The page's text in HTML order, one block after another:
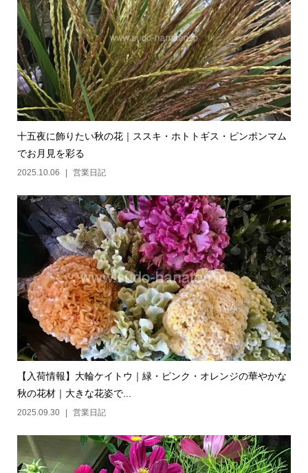
十五夜に飾りたい秋の花｜ススキ・ホトトギス・ピンポンマム
でお月見を彩る
2025.10.06 営業日記
【入荷情報】大輪ケイトウ｜緑・ピンク・オレンジの華やかな
秋の花材｜大きな花姿で...
2025.09.30 営業日記